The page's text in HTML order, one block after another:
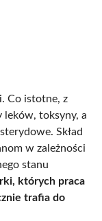
Co istotne, z
leków, toksyny, a
Skład
w zależności
stanu
których praca
trafia do